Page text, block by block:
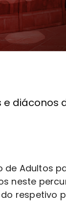
diáconos
de Adultos
neste
respetivo